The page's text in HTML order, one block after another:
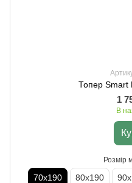
Топер Smart
1
В
Розмір
70х190 80х190